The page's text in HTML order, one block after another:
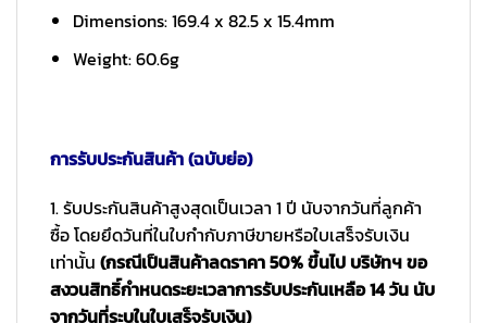
Dimensions: 169.4 x 82.5 x 15.4mm
Weight: 60.6g
การรับประกันสินค้า (ฉบับย่อ)
1. รับประกันสินค้าสูงสุดเป็นเวลา 1 ปี นับจากวันที่ลูกค้า
ซื้อ โดยยึดวันที่ในใบกำกับภาษีขายหรือใบเสร็จรับเงิน
เท่านั้น (กรณีเป็นสินค้าลดราคา 50% ขึ้นไป บริษัทฯ ขอ
สงวนสิทธิ์กำหนดระยะเวลาการรับประกันเหลือ 14 วัน นับ
จากวันที่ระบุในใบเสร็จรับเงิน)